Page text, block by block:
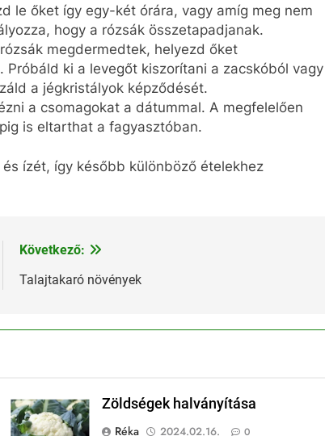
le őket így egy-két órára, vagy amíg meg nem
hogy a rózsák összetapadjanak.
megdermedtek, helyezd őket
ki a levegőt kiszorítani a zacskóból vagy
a jégkristályok képződését.
a csomagokat a dátummal. A megfelelően
is eltarthat a fagyasztóban.
ízét, így később különböző ételekhez
Következő:
Talajtakaró növények
Zöldségek halványítása
Réka
2024.02.16. 0